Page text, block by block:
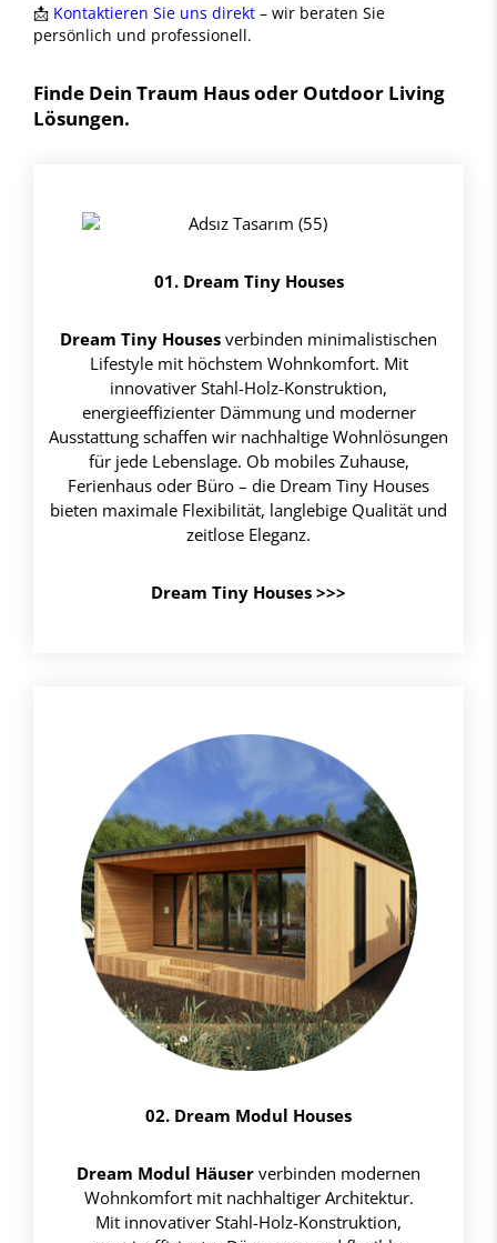
📩 Kontaktieren Sie uns direkt – wir beraten Sie
persönlich und professionell.
Finde Dein Traum Haus oder Outdoor Living
Lösungen.
01. Dream Tiny Houses
Dream Tiny Housesverbinden minimalistischen
Lifestyle mit höchstem Wohnkomfort. Mit
innovativer Stahl-Holz-Konstruktion,
energieeffizienter Dämmung und moderner
Ausstattung schaffen wir nachhaltige Wohnlösungen
für jede Lebenslage. Ob mobiles Zuhause,
Ferienhaus oder Büro – die Dream Tiny Houses
bieten maximale Flexibilität, langlebige Qualität und
zeitlose Eleganz.
Dream Tiny Houses >>>
02. Dream Modul Houses
Dream Modul Häuserverbinden modernen
Wohnkomfort mit nachhaltiger Architektur.
Mit innovativer Stahl-Holz-Konstruktion,